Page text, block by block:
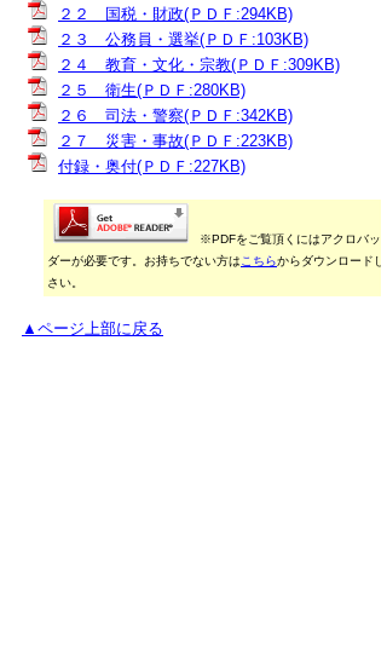
２２ 国税・財政(ＰＤＦ:294KB)
２３ 公務員・選挙(ＰＤＦ:103KB)
２４ 教育・文化・宗教(ＰＤＦ:309KB)
２５ 衛生(ＰＤＦ:280KB)
２６ 司法・警察(ＰＤＦ:342KB)
２７ 災害・事故(ＰＤＦ:223KB)
付録・奥付(ＰＤＦ:227KB)
※PDFをご覧頂くにはアクロバッ
ダーが必要です。お持ちでない方は こちらからダウンロードし
さい。
▲ページ上部に戻る